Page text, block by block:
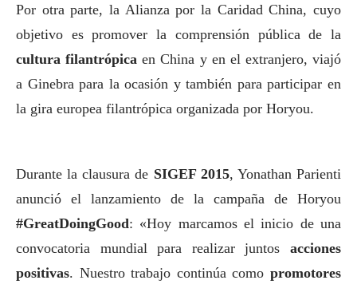
Por otra parte, la Alianza por la Caridad China, cuyo
objetivo es promover la comprensión pública de la
cultura filantrópica en China y en el extranjero, viajó
a Ginebra para la ocasión y también para participar en
la gira europea filantrópica organizada por Horyou.
Durante la clausura de SIGEF 2015, Yonathan Parienti
anunció el lanzamiento de la campaña de Horyou
#GreatDoingGood: «Hoy marcamos el inicio de una
convocatoria mundial para realizar juntos acciones
positivas. Nuestro trabajo continúa como promotores